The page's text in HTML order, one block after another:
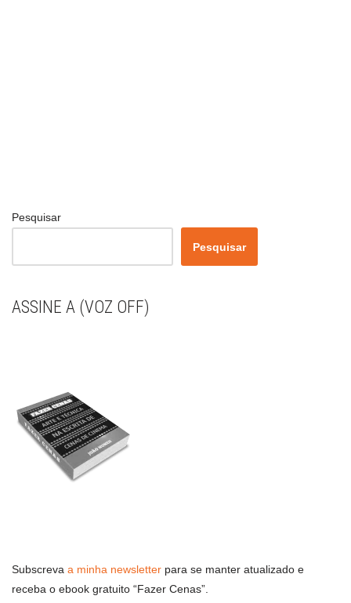
Pesquisar
Pesquisar
ASSINE A (VOZ OFF)
Subscreva a minha newsletter para se manter atualizado e
receba o ebook gratuito “Fazer Cenas”.